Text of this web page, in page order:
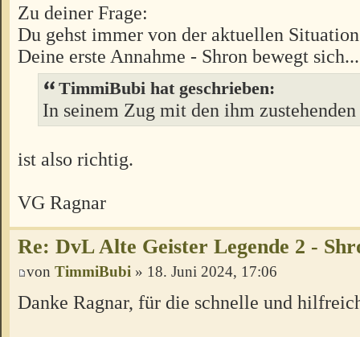
Zu deiner Frage:
Du gehst immer von der aktuellen
Deine erste Annahme - Shron bewegt sich...
TimmiBubi hat geschrieben:
In seinem Zug mit den ihm
ist also richtig.
VG Ragnar
Re: DvL Alte Geister Legende 2 -
von TimmiBubi » 18. Juni 2024, 17:06
Danke Ragnar, für die schnelle und